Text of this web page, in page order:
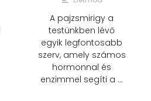
A pajzsmirigy a
testünkben lévő
egyik legfontosabb
szerv, amely számos
hormonnal és
enzimmel segíti a …